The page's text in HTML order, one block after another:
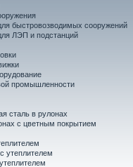
быстровозводимых сооружений
ЛЭП и подстанций
промышленности
сталь в рулонах
с цветным покрытием
утеплителем